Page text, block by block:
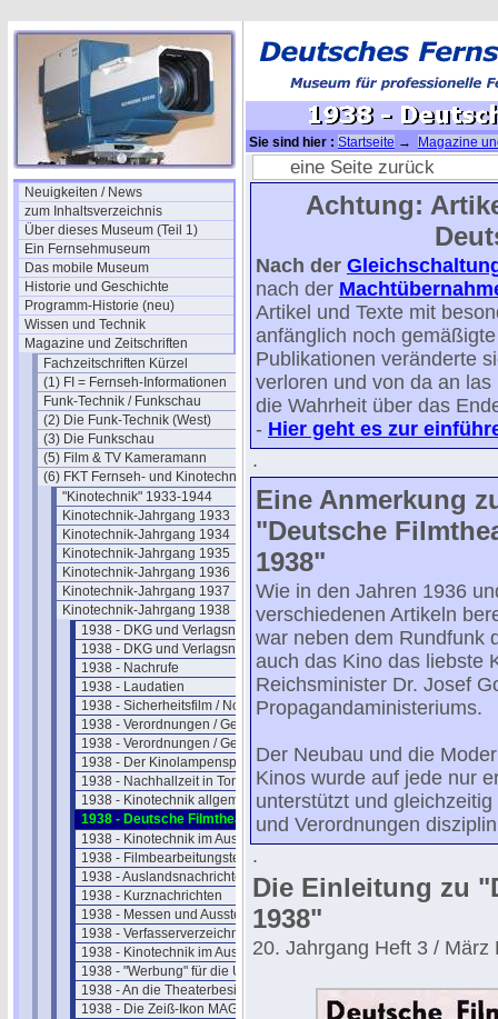
Neuigkeiten / News
zum Inhaltsverzeichnis
Über dieses Museum (Teil 1)
Ein Fernsehmuseum
Das mobile Museum
Historie und Geschichte
Programm-Historie (neu)
Wissen und Technik
Magazine und Zeitschriften
Fachzeitschriften Kürzel
(1) FI = Fernseh-Informationen
Funk-Technik / Funkschau
(2) Die Funk-Technik (West)
(3) Die Funkschau
(5) Film & TV Kameramann
(6) FKT Fernseh- und Kinotechnik
"Kinotechnik" 1933-1944
Kinotechnik-Jahrgang 1933
Kinotechnik-Jahrgang 1934
Kinotechnik-Jahrgang 1935
Kinotechnik-Jahrgang 1936
Kinotechnik-Jahrgang 1937
Kinotechnik-Jahrgang 1938
1938 - DKG und Verlagsnachrichten (1)
1938 - DKG und Verlagsnachrichten (2)
1938 - Nachrufe
1938 - Laudatien
1938 - Sicherheitsfilm / Normalfilm
1938 - Verordnungen / Gesetze (1)
1938 - Verordnungen / Gesetze (2)
1938 - Der Kinolampenspiegel
1938 - Nachhallzeit in Tonfilmtheatern
1938 - Kinotechnik allgemein
1938 - Deutsche Filmtheater
1938 - Kinotechnik im Ausland (1)
1938 - Filmbearbeitungstechnik
1938 - Auslandsnachrichten
1938 - Kurznachrichten
1938 - Messen und Ausstellungen
1938 - Verfasserverzeichnis Band 20
1938 - Kinotechnik im Ausland (2)
1938 - "Werbung" für die UFA
1938 - An die Theaterbesitzer/Betreiber
1938 - Die Zeiß-Ikon MAGNASOL II
Sie sind hier : Startseite →
Magazine
Kinotechnik-Jahrgang 1938→ 1938 -
eine Seite zurück
Achtung:
Nach der
nach der
Artikel und Texte mit
anfänglich noch
Publikationen veränderte
verloren und von da an
die Wahrheit über das
- Hier geht es zur
.
Eine Anmerkung
"Deutsche
1938"
Wie in den Jahren 1936
verschiedenen Artikeln
war neben dem Rundfunk
auch das Kino das liebste
Reichsminister Dr. Josef
Propagandaministeriums.
Der Neubau und die
Kinos wurde auf jede nur
unterstützt und
und Verordnungen
.
Die Einleitung zu
1938"
20. Jahrgang Heft 3 / März